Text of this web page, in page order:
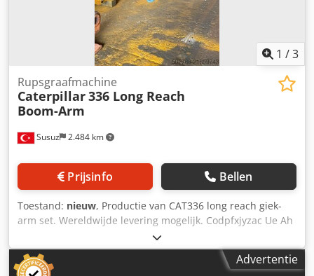
1 /3
Susuz 2.484 km
Rupsgraafmachine
Caterpillar336 Long Reach
Boom-Arm
Prijsinfo Bellen
Toestand: nieuw, Productie van CAT336 long reach giek-
arm set. Wereldwijde levering mogelijk. Codpfxjyzac Ue Ah
Advertentie